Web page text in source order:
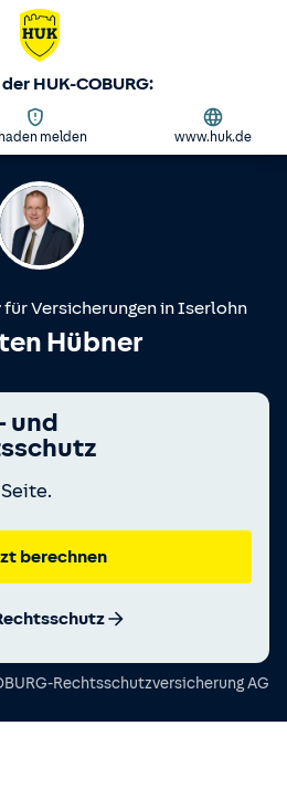
HUK-COBURG:
melden www.huk.de
für Versicherungen inIserlohn
Hübner
und
berechnen
Rechtsschutzversicherung AG